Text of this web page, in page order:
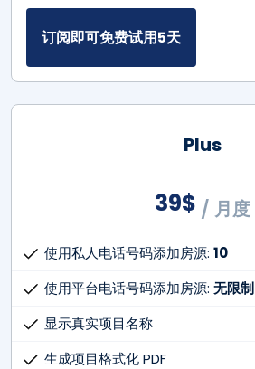
订阅即可免费试用5天
Plus
39$ / 月度
使用私人电话号码添加房源: 10
使用平台电话号码添加房源: 无限制
显示真实项目名称
生成项目格式化 PDF